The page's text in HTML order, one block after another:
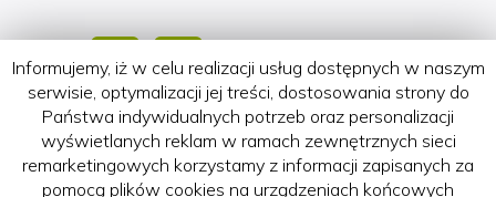
Copyright 2018-2026 HATTERIA.PL
Informujemy, iż w celu realizacji usług dostępnych w naszym
serwisie, optymalizacji jej treści, dostosowania strony do
Państwa indywidualnych potrzeb oraz personalizacji
wyświetlanych reklam w ramach zewnętrznych sieci
remarketingowych korzystamy z informacji zapisanych za
pomocą plików cookies na urządzeniach końcowych